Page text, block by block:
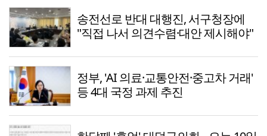
송전선로 반대 대행진, 서구청장에
"직접 나서 의견수렴·대안 제시해야"
정부, 'AI 의료·교통안전·중고차 거래'
등 4대 국정 과제 추진